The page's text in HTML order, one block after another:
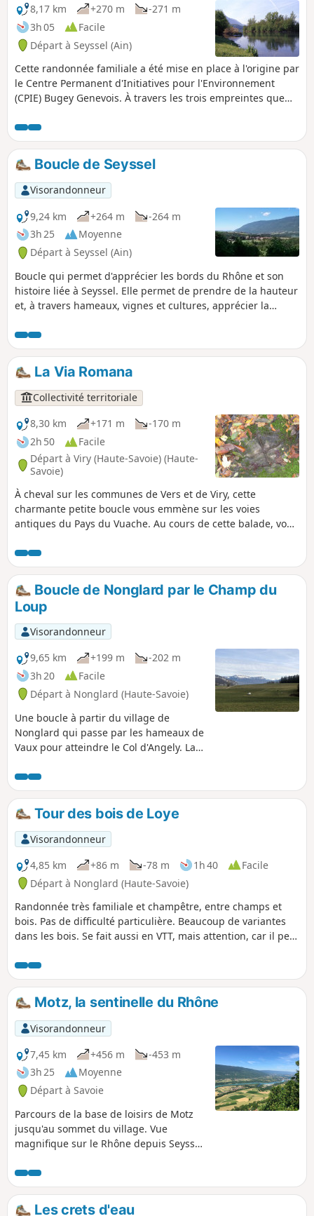
8,17 km
+270 m
-271 m
3h 05
Facile
Départ à Seyssel (Ain)
Cette randonnée familiale a été mise en place à l'origine par
le Centre Permanent d'Initiatives pour l'Environnement
(CPIE) Bugey Genevois. À travers les trois empreintes que
multiples facettes paysagères du Haut-Rhône.
Boucle de Seyssel
Visorandonneur
9,24 km
+264 m
-264 m
3h 25
Moyenne
Départ à Seyssel (Ain)
Boucle qui permet d'apprécier les bords du Rhône et son
histoire liée à Seyssel. Elle permet de prendre de la hauteur
et, à travers hameaux, vignes et cultures, apprécier la
Gros Foug et le Mont Colombier.
La Via Romana
Collectivité territoriale
8,30 km
+171 m
-170 m
2h 50
Facile
Départ à Viry (Haute-Savoie) (Haute-
Savoie)
À cheval sur les communes de Vers et de Viry, cette
charmante petite boucle vous emmène sur les voies
antiques du Pays du Vuache. Au cours de cette balade, vous
Dame des Voyageurs. Du haut de cet oratoire, un
impressionnant panorama sur la plaine de Genève,
entourée par les massifs du Jura et du Salève, vous attend.
Une aire de pique-nique aménagée est à votre disposition.
Boucle de Nonglard par le Champ du
Loup
Visorandonneur
9,65 km
+199 m
-202 m
3h 20
Facile
Départ à Nonglard (Haute-Savoie)
Une boucle à partir du village de
Nonglard qui passe par les hameaux de
Vaux pour atteindre le Col d'Angely. La
vue sur le bassin annécien et au delà
sur les massifs des Aravis et du Mont
Blanc. Le Champ du Loup est le point
médian de cette randonnée qui revient
ensuite vers Nonglard par le hameau de
Quincy.
Tour des bois de Loye
Visorandonneur
4,85 km
+86 m -78 m 1h 40
Facile
Départ à Nonglard (Haute-Savoie)
Randonnée très familiale et champêtre, entre champs et
bois. Pas de difficulté particulière. Beaucoup de variantes
dans les bois. Se fait aussi en VTT, mais attention, car il peut
d'Âge, sur la Mandallaz et la Montagne du Gros Foug qui
nous sépare de la vallée du Rhône.
Motz, la sentinelle du Rhône
Visorandonneur
7,45 km
+456 m
-453 m
3h 25
Moyenne
Départ à Savoie
Parcours de la base de loisirs de Motz
jusqu'au sommet du village. Vue
magnifique sur le Rhône depuis Seyssel
Les crets d'eau